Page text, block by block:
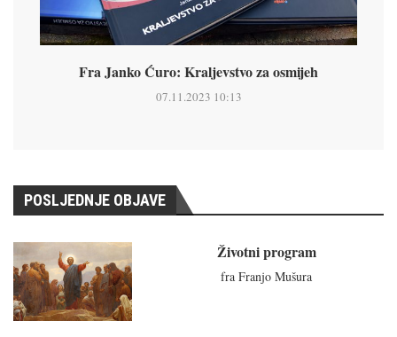
Fra Janko Ćuro: Kraljevstvo za osmijeh
07.11.2023 10:13
POSLJEDNJE OBJAVE
Životni program
fra Franjo Mušura